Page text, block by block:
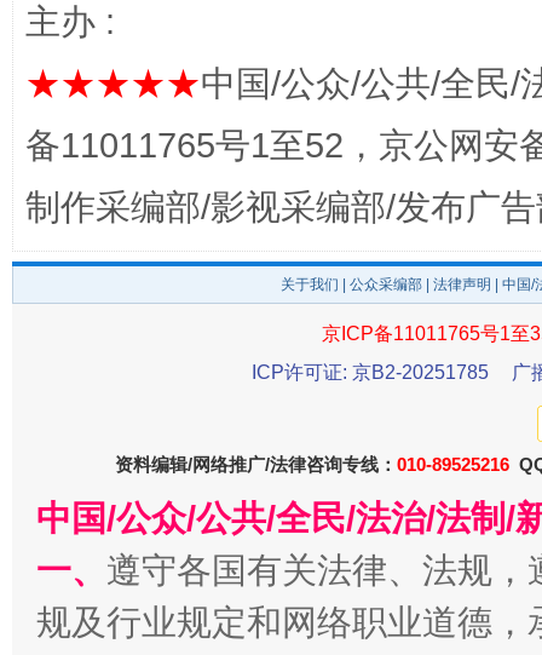
主办 :
★★★★★中国/公众/公共/全民/
备11011765号1至52，京公网安
制作采编部/影视采编部/发布广
关于我们 公众采编部 法律声明 | 中国
京ICP备11011765号1至
ICP许可证: 京B2-20251785
广
资料编辑/网络推广/法律咨询专线： 010-89525216
中国/公众/公共/全民/法治/法制/
一、 遵守各国有关法律、法规
规及行业规定和网络职业道德